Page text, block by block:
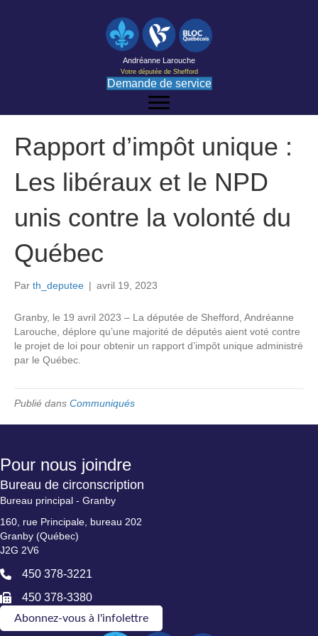
Andréanne Larouche
Votre députée de Shefford
Demande de service
Rapport d’impôt unique :
Les libéraux et le NPD
unis contre la volonté du
Québec
Par th_deputee | avril 19, 2023
Granby, le 19 avril 2023 – La députée de Shefford, Andréanne
Larouche, déplore qu’une majorité de députés aient voté contre
le projet de loi pour obtenir un rapport d’impôt unique administré
par le Québec.
Publié dans Communiqués
Pour nous joindre
Bureau de circonscription
Bureau principal - Granby
160, rue Principale, bureau 202
Granby (Québec)
J2G 2V6
450 378-3221
450 378-3380
Abonnez-vous à l'infolettre